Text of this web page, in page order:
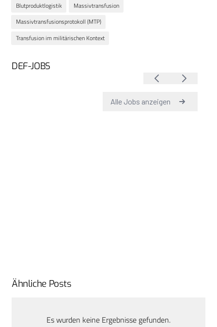
Blutproduktlogistik
Massivtransfusion
Massivtransfusionsprotokoll (MTP)
Transfusion im militärischen Kontext
DEF-JOBS
Ähnliche Posts
Es wurden keine Ergebnisse gefunden.